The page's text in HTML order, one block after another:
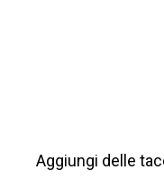
Aggiungi delle